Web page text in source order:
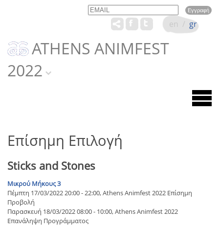
Email Name
ATHENS ANIMFEST
2022
en / gr
Επίσημη Επιλογή
Sticks and Stones
Μικρού Μήκους 3
Πέμπτη 17/03/2022 20:00 - 22:00, Athens Animfest 2022 Επίσημη
Προβολή
Παρασκευή 18/03/2022 08:00 - 10:00, Athens Animfest 2022
Επανάληψη Προγράμματος